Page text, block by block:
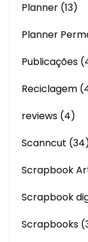
Planner (13)
Planner
Publicações
Reciclagem
reviews (4)
Scanncut
Scrapbook
Scrapbook
Scrapbooks